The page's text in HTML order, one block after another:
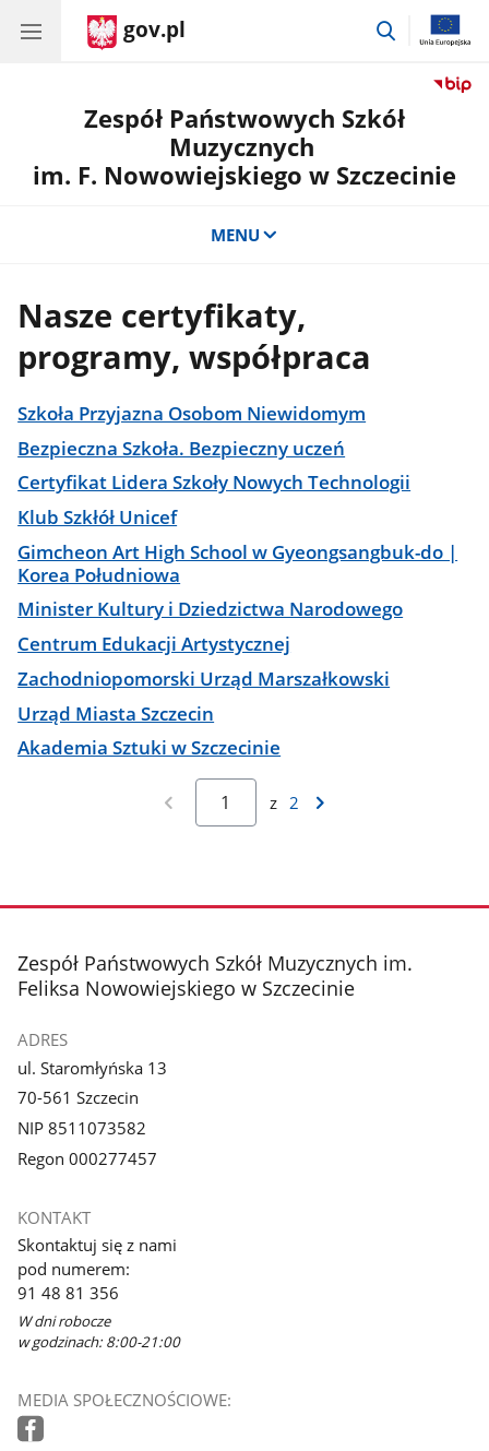
gov.pl
przejdź
Zespół Państwowych Szkół
Muzycznych
im. F. Nowowiejskiego w Szczecinie
MENU
Nasze certyfikaty,
programy, współpraca
Szkoła Przyjazna Osobom Niewidomym
Bezpieczna Szkoła. Bezpieczny uczeń
Certyfikat Lidera Szkoły Nowych Technologii
Klub Szkłół Unicef
Gimcheon Art High School w Gyeongsangbuk-do |
Korea Południowa
Minister Kultury i Dziedzictwa Narodowego
Centrum Edukacji Artystycznej
Zachodniopomorski Urząd Marszałkowski
Urząd Miasta Szczecin
Akademia Sztuki w Szczecinie
z 2
stopka
Zespół Państwowych Szkół Muzycznych im.
Feliksa Nowowiejskiego w Szczecinie
ADRES
ul. Staromłyńska 13
70-561 Szczecin
NIP 8511073582
Regon 000277457
KONTAKT
Skontaktuj się z nami
pod numerem:
91 48 81 356
W dni robocze
w godzinach: 8:00-21:00
MEDIA SPOŁECZNOŚCIOWE: